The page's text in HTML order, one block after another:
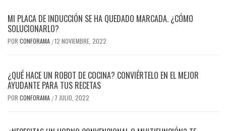
MI PLACA DE INDUCCIÓN SE HA QUEDADO MARCADA. ¿CÓMO
SOLUCIONARLO?
POR CONFORAMA /12 NOVIEMBRE, 2022
¿QUÉ HACE UN ROBOT DE COCINA? CONVIÉRTELO EN EL MEJOR
AYUDANTE PARA TUS RECETAS
POR CONFORAMA / 7 JULIO, 2022